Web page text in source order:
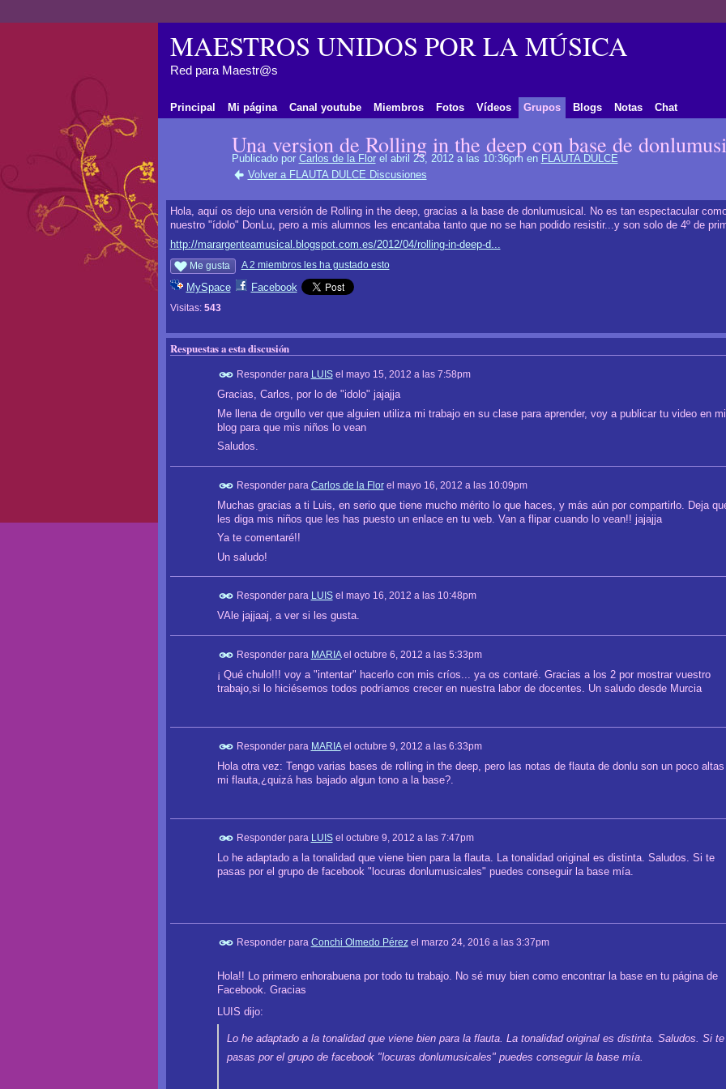
MAESTROS UNIDOS POR LA MÚSICA
Red para Maestr@s
Principal Mi página Canal youtube Miembros Fotos Vídeos Grupos Blogs Notas Chat
Una version de Rolling in the deep con base de
Publicado por Carlos de la Florel abril 23, 2012 a las 10:36pm en FLAUTA DULCE
Volver a FLAUTA DULCE Discusiones
Hola, aquí os dejo una versión de Rolling in the deep, gracias a la base de donlumusical. No es tan espectacular
nuestro "ídolo" DonLu, pero a mis alumnos les encantaba tanto que no se han podido resistir...y son solo de 4º de
http://marargenteamusical.blogspot.com.es/2012/04/rolling-in-deep-d...
Me gusta A 2 miembros les ha gustado esto
MySpace Facebook
Visitas: 543
Respuestas a esta discusión
Responder para LUISel mayo 15, 2012 a las 7:58pm
Gracias, Carlos, por lo de "idolo" jajajja
Me llena de orgullo ver que alguien utiliza mi trabajo en su clase para aprender, voy a publicar tu video en mi
blog para que mis niños lo vean
Saludos.
Responder para Carlos de la Florel mayo 16, 2012 a las 10:09pm
Muchas gracias a ti Luis, en serio que tiene mucho mérito lo que haces, y más aún por compartirlo. Deja
les diga mis niños que les has puesto un enlace en tu web. Van a flipar cuando lo vean!! jajajja
Ya te comentaré!!
Un saludo!
Responder para LUISel mayo 16, 2012 a las 10:48pm
VAle jajjaaj, a ver si les gusta.
Responder para MARIAel octubre 6, 2012 a las 5:33pm
¡ Qué chulo!!! voy a "intentar" hacerlo con mis críos... ya os contaré. Gracias a los 2 por mostrar vuestro
trabajo,si lo hiciésemos todos podríamos crecer en nuestra labor de docentes. Un saludo desde Murcia
Responder para MARIAel octubre 9, 2012 a las 6:33pm
Hola otra vez: Tengo varias bases de rolling in the deep, pero las notas de flauta de donlu son un poco altas
mi flauta,¿quizá has bajado algun tono a la base?.
Responder para LUISel octubre 9, 2012 a las 7:47pm
Lo he adaptado a la tonalidad que viene bien para la flauta. La tonalidad original es distinta. Saludos. Si te
pasas por el grupo de facebook "locuras donlumusicales" puedes conseguir la base mía.
Responder para Conchi Olmedo Pérezel marzo 24, 2016 a las 3:37pm
Hola!! Lo primero enhorabuena por todo tu trabajo. No sé muy bien como encontrar la base en tu página de
Facebook. Gracias
LUIS dijo:
Lo he adaptado a la tonalidad que viene bien para la flauta. La tonalidad original es distinta. Saludos. Si te
pasas por el grupo de facebook "locuras donlumusicales" puedes conseguir la base mía.